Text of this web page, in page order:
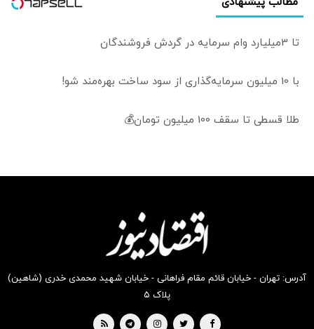
تا 3میلیارد وام سرمایه در گردش فروشندگان
با 10 میلیون سرمایه‌گذاری از سود ساخت بهره‌مند شو!
طلا قسطی تا سقف 100 میلیون تومان💰
آدرس: تهران - خیابان قائم مقام فراهانی - خیابان شهید محمدی خدری (شاهین)
پلاک ۵